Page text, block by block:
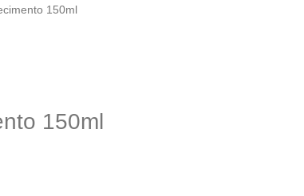
150ml
150ml